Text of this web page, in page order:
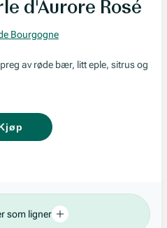
d'Aurore Rosé
Bourgogne
av røde bær, litt eple, sitrus og
som ligner